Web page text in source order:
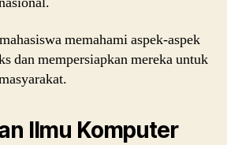
memahami aspek-aspek
dan mempersiapkan mereka untuk
Ilmu Komputer